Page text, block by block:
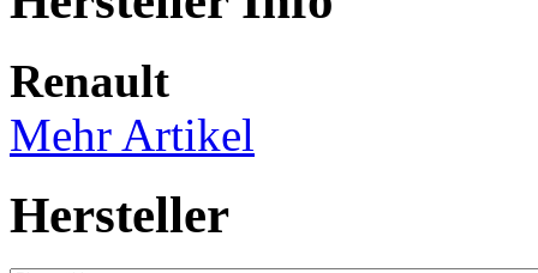
Renault
Mehr Artikel
Hersteller